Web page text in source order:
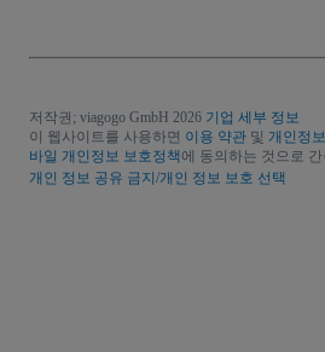
저작권; viagogo GmbH 2026 기업 세부 정보
이 웹사이트를 사용하면 이용 약관 및 개인정
바일 개인정보 보호정책 에 동의하는 것으로
개인 정보 공유 금지/개인 정보 보호 선택